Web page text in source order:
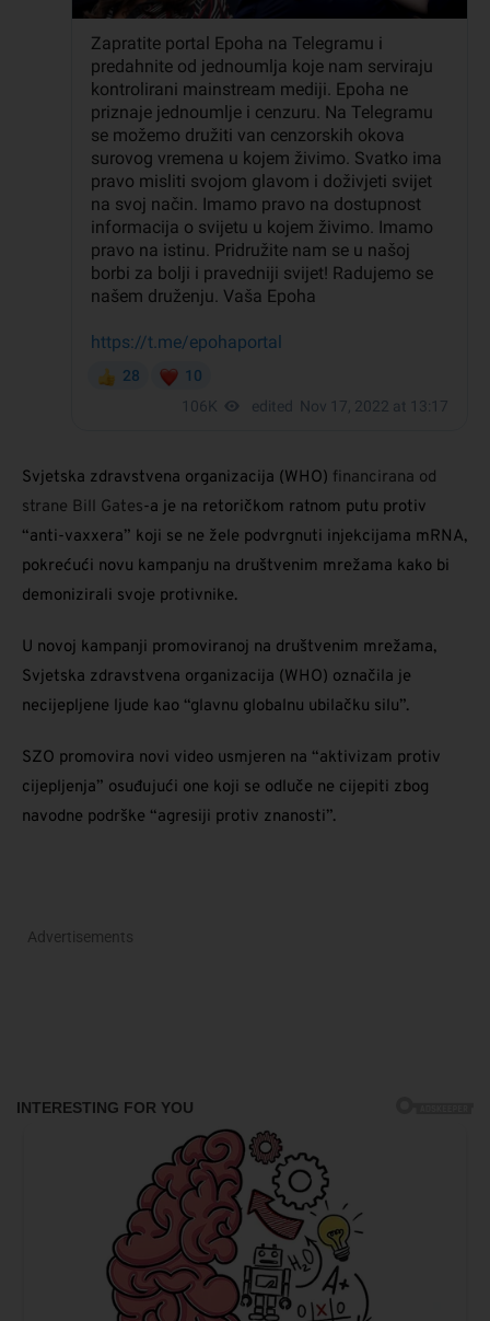
Svjetska zdravstvena organizacija (WHO) financirana od
strane Bill Gates-a je na retoričkom ratnom putu protiv
“anti-vaxxera” koji se ne žele podvrgnuti injekcijama mRNA,
pokrećući novu kampanju na društvenim mrežama kako bi
demonizirali svoje protivnike.
U novoj kampanji promoviranoj na društvenim mrežama,
Svjetska zdravstvena organizacija (WHO) označila je
necijepljene ljude kao “glavnu globalnu ubilačku silu”.
SZO promovira novi video usmjeren na “aktivizam protiv
cijepljenja” osuđujući one koji se odluče ne cijepiti zbog
navodne podrške “agresiji protiv znanosti”.
Advertisements